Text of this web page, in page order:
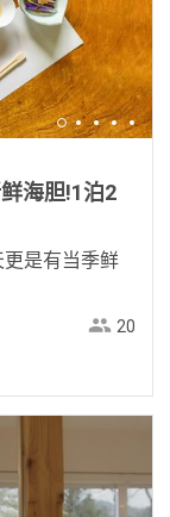
海胆!1泊2
是有当季鲜
20